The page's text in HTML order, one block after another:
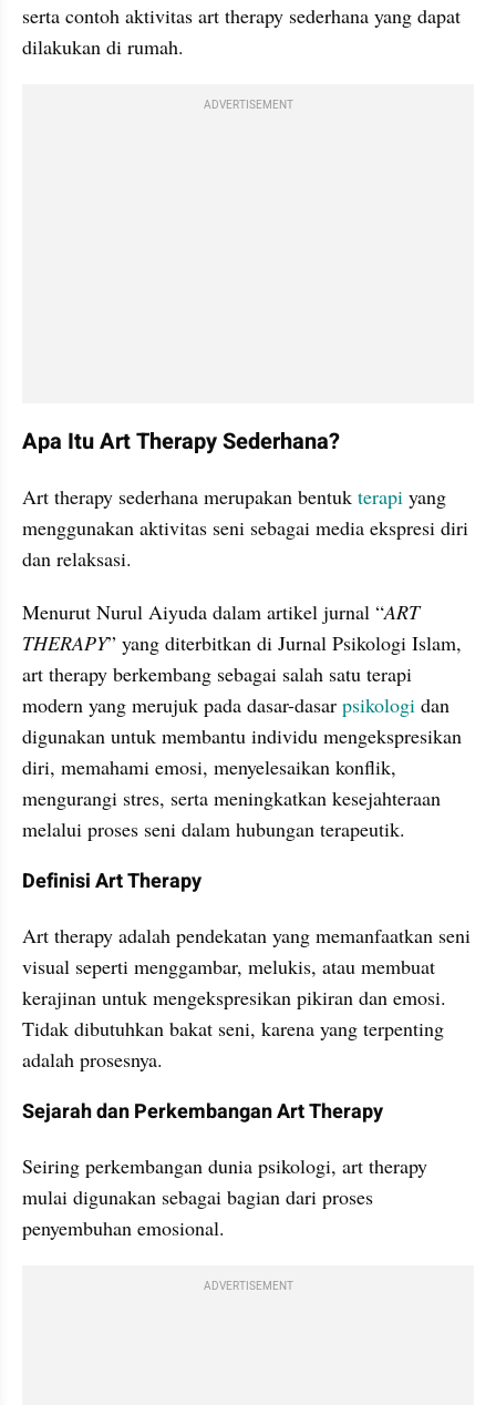
serta contoh aktivitas art therapy sederhana yang dapat
dilakukan di rumah.
ADVERTISEMENT
Apa Itu Art Therapy Sederhana?
Art therapy sederhana merupakan bentuk terapi yang
menggunakan aktivitas seni sebagai media ekspresi diri
dan relaksasi.
Menurut Nurul Aiyuda dalam artikel jurnal “ART
THERAPY” yang diterbitkan di Jurnal Psikologi Islam,
art therapy berkembang sebagai salah satu terapi
modern yang merujuk pada dasar-dasar psikologi dan
digunakan untuk membantu individu mengekspresikan
diri, memahami emosi, menyelesaikan konflik,
mengurangi stres, serta meningkatkan kesejahteraan
melalui proses seni dalam hubungan terapeutik.
Definisi Art Therapy
Art therapy adalah pendekatan yang memanfaatkan seni
visual seperti menggambar, melukis, atau membuat
kerajinan untuk mengekspresikan pikiran dan emosi.
Tidak dibutuhkan bakat seni, karena yang terpenting
adalah prosesnya.
Sejarah dan Perkembangan Art Therapy
Seiring perkembangan dunia psikologi, art therapy
mulai digunakan sebagai bagian dari proses
penyembuhan emosional.
ADVERTISEMENT